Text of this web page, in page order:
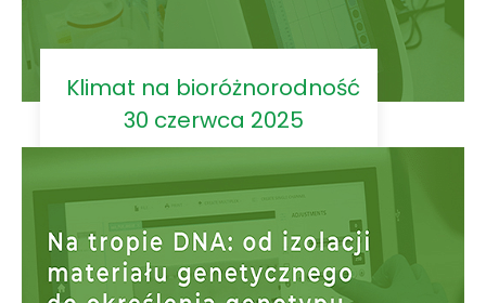
Klimat na bioróżnorodność
30 czerwca 2025